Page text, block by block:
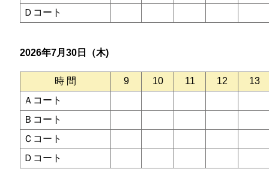
Ｄコート
2026年7月30日（木)
時 間 9 10 11 12
13
Ａコート
Ｂコート
Ｃコート
Ｄコート